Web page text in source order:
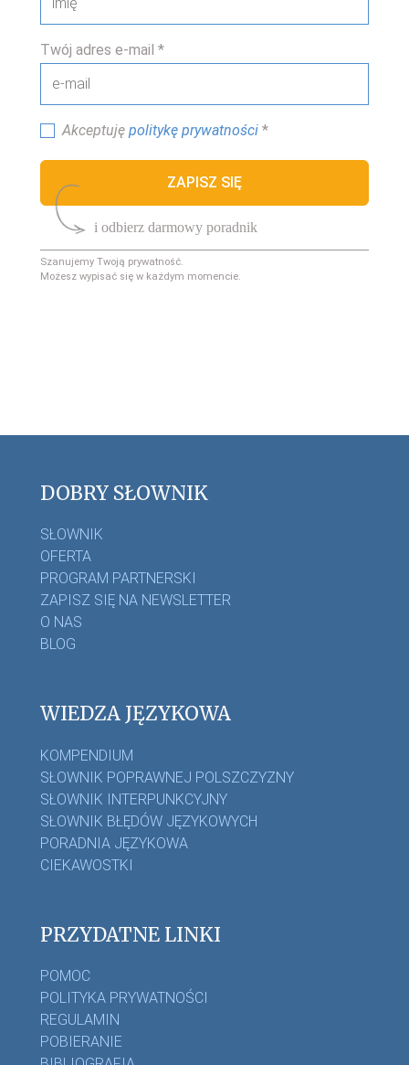
Twój adres e-mail *
Akceptuję politykę prywatności *
ZAPISZ SIĘ
i odbierz darmowy poradnik
Szanujemy Twoją prywatność.
Możesz wypisać się w każdym momencie.
DOBRY SŁOWNIK
SŁOWNIK
OFERTA
PROGRAM PARTNERSKI
ZAPISZ SIĘ NA NEWSLETTER
O NAS
BLOG
WIEDZA JĘZYKOWA
KOMPENDIUM
SŁOWNIK POPRAWNEJ POLSZCZYZNY
SŁOWNIK INTERPUNKCYJNY
SŁOWNIK BŁĘDÓW JĘZYKOWYCH
PORADNIA JĘZYKOWA
CIEKAWOSTKI
PRZYDATNE LINKI
POMOC
POLITYKA PRYWATNOŚCI
REGULAMIN
POBIERANIE